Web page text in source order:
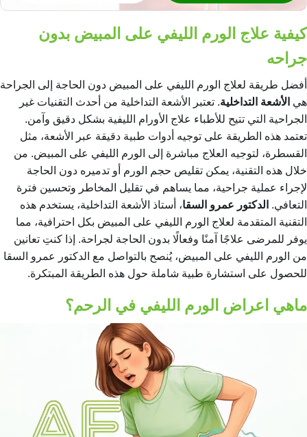
كيفية علاج الورم الليفي على المبيض بدون
جراحه
أفضل طريقة لعلاج الورم الليفي على المبيض دون الحاجة إلى الجراحة
هي الأشعة التداخلية. تعتبر الأشعة التداخلية من أحدث التقنيات غير
الجراحية التي تتيح للأطباء علاج الأورام الليفية بشكل دقيق وآمن.
تعتمد هذه الطريقة على توجيه أدوات طبية دقيقة عبر الأشعة، مثل
القسطرة، لتوجيه العلاج مباشرة إلى الورم الليفي على المبيض. من
خلال هذه التقنية، يمكن تقليص حجم الورم أو تدميره دون الحاجة
لإجراء عملية جراحية، مما يساهم في تقليل المخاطر وتحسين فترة
التعافي. الدكتور عمرو السقا، أستاذ الأشعة التداخلية، يستخدم هذه
التقنية المتقدمة لعلاج الورم الليفي على المبيض بكل احترافية، مما
يوفر للمرضى علاجًا آمنًا وفعالًا بدون الحاجة لجراحة. إذا كنتِ تعانين
من الورم الليفي على المبيض، يُنصح بالتواصل مع الدكتور عمرو السقا
للحصول على استشارة طبية شاملة حول هذه الطريقة المبتكرة.
ماهي اعراض الورم الليفي في الرحم؟